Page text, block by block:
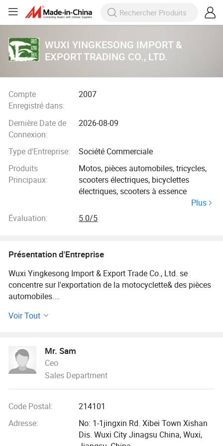
WUXI YINGKESONG IMPORT &
EXPORT TRADING CO., LTD.
Compte
Enregistré dans:
2007
Dernière Date de
Connexion:
2026-08-09
Type d'Entreprise:
Société Commerciale
Produits
Principaux:
Motos, pièces automobiles, tricycles,
scooters électriques, bicyclettes
électriques, scooters à essence
Plus
Évaluation:
5.0/5
Présentation d'Entreprise
Wuxi Yingkesong Import & Export Trade Co., Ltd. se
concentre sur l'exportation de la motocyclette& des pièces
automobiles.
1. Pièces de moto et accessoires
1.2. Pièces de châssis de moto
1.3. Les roues de moto
1.4. Body Kits Moto
1.5. Système de frein de moto
Voir Tout
Mr. Sam
Ceo
Sales Department
Code Postal:
214101
Adresse:
No: 1-1jingxin Rd. Xibei Town Xishan
Dis. Wuxi City Jinagsu China, Wuxi,